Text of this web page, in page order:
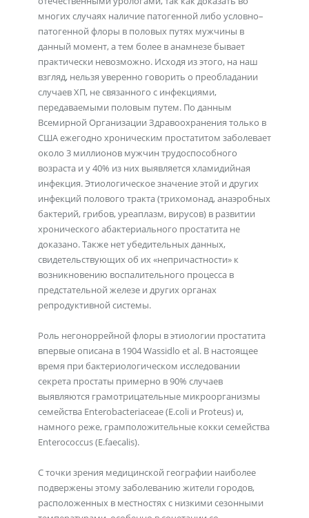
многих случаях наличие патогенной либо условно–
патогенной флоры в половых путях мужчины в
данный момент, а тем более в анамнезе бывает
практически невозможно. Исходя из этого, на наш
взгляд, нельзя уверенно говорить о преобладании
случаев ХП, не связанного с инфекциями,
передаваемыми половым путем. По данным
Всемирной Организации Здравоохранения только в
США ежегодно хроническим простатитом заболевает
около 3 миллионов мужчин трудоспособного
возраста и у 40% из них выявляется хламидийная
инфекция. Этиологическое значение этой и других
инфекций полового тракта (трихомонад, анаэробных
бактерий, грибов, уреаплазм, вирусов) в развитии
хронического абактериального простатита не
доказано. Также нет убедительных данных,
свидетельствующих об их «непричастности» к
возникновению воспалительного процесса в
предстательной железе и других органах
репродуктивной системы.
Роль негоноррейной флоры в этиологии простатита
впервые описана в 1904 Wassidlo et al. В настоящее
время при бактериологическом исследовании
секрета простаты примерно в 90% случаев
выявляются грамотрицательные микроорганизмы
семейства Enterobacteriaceae (E.coli и Proteus) и,
намного реже, грамположительные кокки семейства
Enterococcus (E.faecalis).
C точки зрения медицинской географии наиболее
подвержены этому заболеванию жители городов,
расположенных в местностях с низкими сезонными